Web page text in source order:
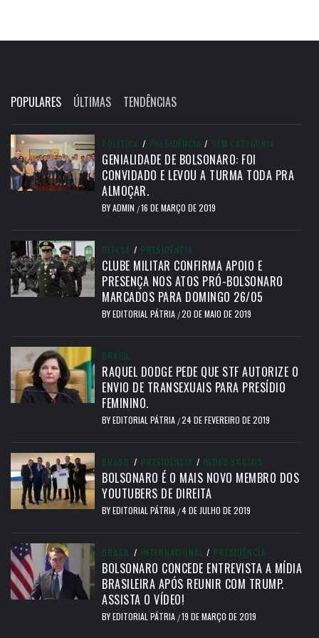
POPULARES ÚLTIMAS TENDÊNCIAS
POLÍTICA / PRESIDÊNCIA / SEM CATEGORIA
GENIALIDADE DE BOLSONARO: FOI
CONVIDADO E LEVOU A TURMA TODA PRA
ALMOÇAR.
BYADMIN /16 DE MARÇO DE 2019
DEFESA / PRESIDÊNCIA
CLUBE MILITAR CONFIRMA APOIO E
PRESENÇA NOS ATOS PRÓ-BOLSONARO
MARCADOS PARA DOMINGO 26/05
BYEDITORIAL PÁTRIA /20 DE MAIO DE 2019
BRASIL
RAQUEL DODGE PEDE QUE STF AUTORIZE O
ENVIO DE TRANSEXUAIS PARA PRESÍDIO
FEMININO.
BYEDITORIAL PÁTRIA /24 DE FEVEREIRO DE 2019
BRASIL / PRESIDÊNCIA / REDES SOCIAIS
BOLSONARO É O MAIS NOVO MEMBRO DOS
YOUTUBERS DE DIREITA
BYEDITORIAL PÁTRIA /4 DE JULHO DE 2019
BRASIL / INTERNACIONAL / PRESIDÊNCIA
BOLSONARO CONCEDE ENTREVISTA A MÍDIA
BRASILEIRA APÓS REUNIR COM TRUMP.
ASSISTA O VÍDEO!
BYEDITORIAL PÁTRIA /19 DE MARÇO DE 2019